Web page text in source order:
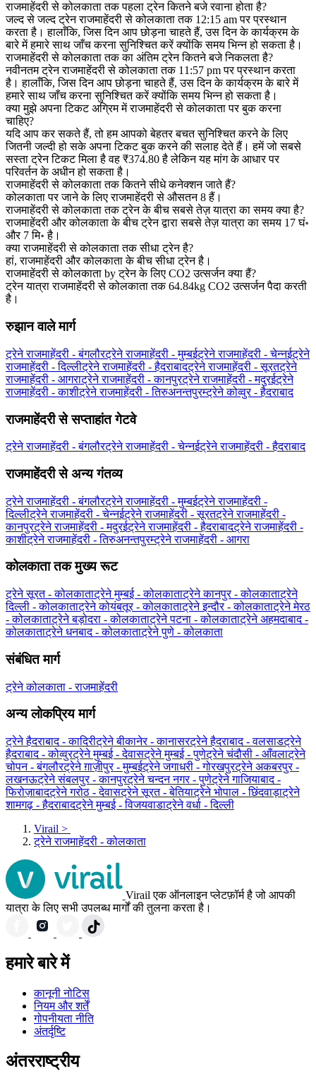
राजमाहेंदरी से कोलकाता तक पहला ट्रेन कितने बजे रवाना होता है?
जल्द से जल्द ट्रेन राजमाहेंदरी से कोलकाता तक 12:15 am पर प्रस्थान
करता है। हालाँकि, जिस दिन आप छोड़ना चाहते हैं, उस दिन के कार्यक्रम के
बारे में हमारे साथ जाँच करना सुनिश्चित करें क्योंकि समय भिन्न हो सकता है।
राजमाहेंदरी से कोलकाता तक का अंतिम ट्रेन कितने बजे निकलता है?
नवीनतम ट्रेन राजमाहेंदरी से कोलकाता तक 11:57 pm पर प्रस्थान करता
है। हालाँकि, जिस दिन आप छोड़ना चाहते हैं, उस दिन के कार्यक्रम के बारे में
हमारे साथ जाँच करना सुनिश्चित करें क्योंकि समय भिन्न हो सकता है।
क्या मुझे अपना टिकट अग्रिम में राजमाहेंदरी से कोलकाता पर बुक करना
चाहिए?
यदि आप कर सकते हैं, तो हम आपको बेहतर बचत सुनिश्चित करने के लिए
जितनी जल्दी हो सके अपना टिकट बुक करने की सलाह देते हैं। हमें जो सबसे
सस्ता ट्रेन टिकट मिला है वह ₹374.80 है लेकिन यह मांग के आधार पर
परिवर्तन के अधीन हो सकता है।
राजमाहेंदरी से कोलकाता तक कितने सीधे कनेक्शन जाते हैं?
कोलकाता पर जाने के लिए राजमाहेंदरी से औसतन 8 हैं।
राजमाहेंदरी से कोलकाता तक ट्रेन के बीच सबसे तेज़ यात्रा का समय क्या है?
राजमाहेंदरी और कोलकाता के बीच ट्रेन द्वारा सबसे तेज़ यात्रा का समय 17 घं॰
और 7 मि॰ है।
क्या राजमाहेंदरी से कोलकाता तक सीधा ट्रेन है?
हां, राजमाहेंदरी और कोलकाता के बीच सीधा ट्रेन है।
राजमाहेंदरी से कोलकाता by ट्रेन के लिए CO2 उत्सर्जन क्या हैं?
ट्रेन यात्रा राजमाहेंदरी से कोलकाता तक 64.84kg CO2 उत्सर्जन पैदा करती
है।
रुझान वाले मार्ग
ट्रेने राजमाहेंदरी - बंगलौरट्रेने राजमाहेंदरी - मुम्बईट्रेने राजमाहेंदरी - चेन्नईट्रेने
राजमाहेंदरी - दिल्लीट्रेने राजमाहेंदरी - हैदराबादट्रेने राजमाहेंदरी - सूरतट्रेने
राजमाहेंदरी - आगराट्रेने राजमाहेंदरी - कानपुरट्रेने राजमाहेंदरी - मदुरईट्रेने
राजमाहेंदरी - काशीट्रेने राजमाहेंदरी - तिरुअनन्तपुरम्ट्रेने कोव्वुर - हैदराबाद
राजमाहेंदरी से सप्ताहांत गेटवे
ट्रेने राजमाहेंदरी - बंगलौरट्रेने राजमाहेंदरी - चेन्नईट्रेने राजमाहेंदरी - हैदराबाद
राजमाहेंदरी से अन्य गंतव्य
ट्रेने राजमाहेंदरी - बंगलौरट्रेने राजमाहेंदरी - मुम्बईट्रेने राजमाहेंदरी -
दिल्लीट्रेने राजमाहेंदरी - चेन्नईट्रेने राजमाहेंदरी - सूरतट्रेने राजमाहेंदरी -
कानपुरट्रेने राजमाहेंदरी - मदुरईट्रेने राजमाहेंदरी - हैदराबादट्रेने राजमाहेंदरी -
काशीट्रेने राजमाहेंदरी - तिरुअनन्तपुरम्ट्रेने राजमाहेंदरी - आगरा
कोलकाता तक मुख्य रूट
ट्रेने सूरत - कोलकाताट्रेने मुम्बई - कोलकाताट्रेने कानपुर - कोलकाताट्रेने
दिल्ली - कोलकाताट्रेने कोयंबतूर - कोलकाताट्रेने इन्दौर - कोलकाताट्रेने मेरठ
- कोलकाताट्रेने बड़ोदरा - कोलकाताट्रेने पटना - कोलकाताट्रेने अहमदाबाद -
कोलकाताट्रेने धनबाद - कोलकाताट्रेने पुणे - कोलकाता
संबंधित मार्ग
ट्रेने कोलकाता - राजमाहेंदरी
अन्य लोकप्रिय मार्ग
ट्रेने हैदराबाद - कादिरीट्रेने बीकानेर - कानासरट्रेने हैदराबाद - वलसाडट्रेने
हैदराबाद - कोव्वुरट्रेने मुम्बई - देवासट्रेने मुम्बई - पुणेट्रेने चंदौसी - आँवलाट्रेने
चोपन - बंगलौरट्रेने ग़ाज़ीपुर - मुम्बईट्रेने जगाधरी - गोरखपुरट्रेने अकबरपुर -
लखनऊट्रेने संबलपुर - कानपुरट्रेने चन्दन नगर - पुणेट्रेने गाजियाबाद -
फिरोज़ाबादट्रेने गरोठ - देवासट्रेने सूरत - बेतियाट्रेने भोपाल - छिंदवाड़ाट्रेने
शामगढ़ - हैदराबादट्रेने मुम्बई - विजयवाडाट्रेने वर्धा - दिल्ली
Virail >
ट्रेने राजमाहेंदरी - कोलकाता
Virail एक ऑनलाइन प्लेटफ़ॉर्म है जो आपकी
यात्रा के लिए सभी उपलब्ध मार्गों की तुलना करता है।
हमारे बारे में
कानूनी नोटिस
नियम और शर्तें
गोपनीयता नीति
अंतर्दृष्टि
अंतरराष्ट्रीय